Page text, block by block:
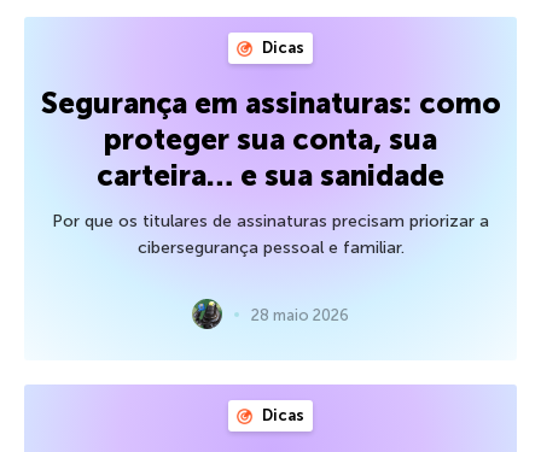
Dicas
Segurança em assinaturas: como
proteger sua conta, sua
carteira… e sua sanidade
Por que os titulares de assinaturas precisam priorizar a
cibersegurança pessoal e familiar.
28 maio 2026
Dicas